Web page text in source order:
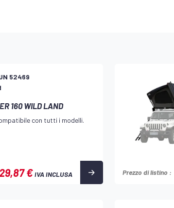
pollici)
3000 mm con fodera
52469
160 WILD LAND
con tutti i modelli.
€IVA INCLUSA Prezzo di listino :